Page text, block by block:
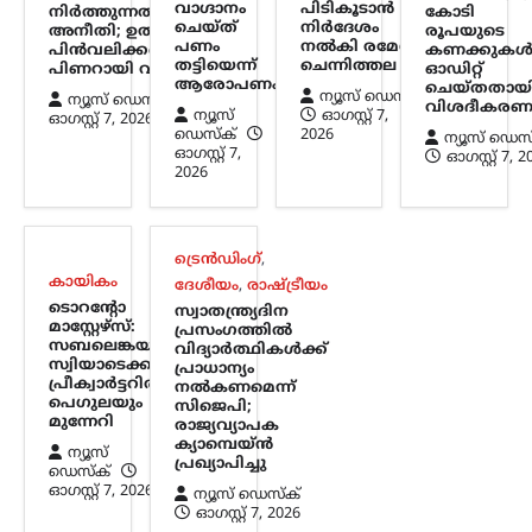
വ്യക്തമാക്കി. സംഭാവന തുകയുടെ
ഉപയോഗവുമായി ബന്ധപ്പെട്ട് ഉയർന്ന
ആരോപണങ്ങൾ…
കായികം
ടൊറന്റോ മാസ്റ്റേഴ്സ്:
സബലെങ്കയും
പ്രീക്വാർട്ടറിൽ; പെഗുലയും
ന്യൂസ് ഡെസ്ക്
ഡബ്ല്യുടിഎ ടൊറന്റോ മാസ്റ്റേഴ്സ് ടെന്നീസ്
ടൂർണമെന്റിൽ ലോക ഒന്നാം നമ്പർ താരം
അരിന സബലെങ്ക പ്രീക്വാർട്ടറിലേക്ക്
മുന്നേറി. നാലാം റൗണ്ടിൽ ചൈനയുടെ
ഷാങ് ഷുവായിയെ 6-3, 6-4…
ട്രെൻഡിംഗ്,ദേശീയം
സ്വാതന്ത്ര്യദിന
പ്രസംഗത്തിൽ
നിർത്തുന്നത്
അനീതി; ഉത്തരവ്
പിൻവലിക്കണമെന്ന്
പിണറായി വിജയൻ
ന്യൂസ് ഡെസ്ക്
ഓഗസ്റ്റ്‌ 7, 2026
വാഗ്ദാനം
ചെയ്ത്
പണം
തട്ടിയെന്ന്
ആരോപണം
ന്യൂസ്
ഡെസ്ക്
ഓഗസ്റ്റ്‌ 7,
2026
പിടികൂടാന്‍
നിര്‍ദേശം
നല്‍കി രമേശ്
ചെന്നിത്തല
ന്യൂസ് ഡെസ്ക്
ഓഗസ്റ്റ്‌ 7,
2026
കോടി
രൂപയുടെ
ഓഡിറ്റ്
ന്യൂസ്
ഓഗസ്റ്റ്‌ 7,
കായികം
ടൊറന്റോ
മാസ്റ്റേഴ്സ്:
സബലെങ്കയും
സ്വിയാടെക്കും
പ്രീക്വാർട്ടറിൽ;
പെഗുലയും
മുന്നേറി
ന്യൂസ്
ഡെസ്ക്
ഓഗസ്റ്റ്‌ 7, 2026
ട്രെൻഡിംഗ്,
ദേശീയം, രാഷ്ട്രീയം
സ്വാതന്ത്ര്യദിന
പ്രസംഗത്തിൽ
വിദ്യാർത്ഥികൾക്ക്
പ്രാധാന്യം
നൽകണമെന്ന്
സിജെപി;
രാജ്യവ്യാപക
ക്യാമ്പെയ്ൻ
പ്രഖ്യാപിച്ചു
ന്യൂസ് ഡെസ്ക്
ഓഗസ്റ്റ്‌ 7, 2026